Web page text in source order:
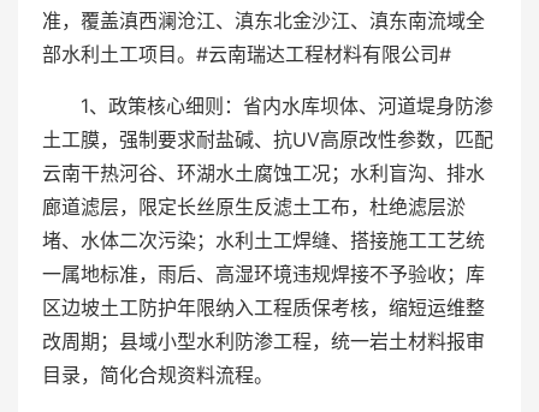
准，覆盖滇西澜沧江、滇东北金沙江、滇东南流域全
部水利土工项目。#云南瑞达工程材料有限公司#
1、政策核心细则：省内水库坝体、河道堤身防渗
土工膜，强制要求耐盐碱、抗UV高原改性参数，匹配
云南干热河谷、环湖水土腐蚀工况；水利盲沟、排水
廊道滤层，限定长丝原生反滤土工布，杜绝滤层淤
堵、水体二次污染；水利土工焊缝、搭接施工工艺统
一属地标准，雨后、高湿环境违规焊接不予验收；库
区边坡土工防护年限纳入工程质保考核，缩短运维整
改周期；县域小型水利防渗工程，统一岩土材料报审
目录，简化合规资料流程。